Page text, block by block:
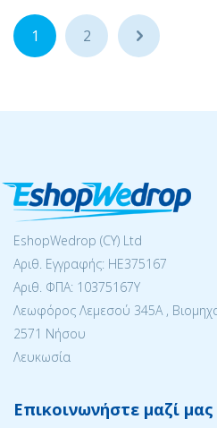
1 2 ...
EshopWedrop (CY) Ltd
Αριθ. Εγγραφής: ΗΕ375167
Αριθ. ΦΠΑ: 10375167Y
Λεωφόρος Λεμεσού 345Α ,
2571 Νήσου
Λευκωσία
Επικοινωνήστε μαζί μας